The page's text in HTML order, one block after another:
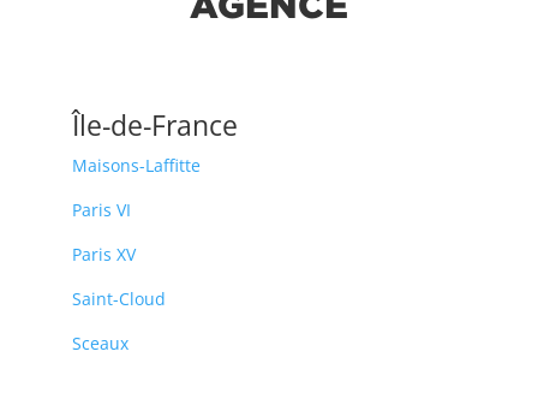
Île-de-France
Maisons-Laffitte
Paris VI
Paris XV
Saint-Cloud
Sceaux